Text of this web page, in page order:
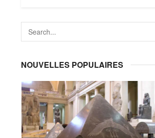
NOUVELLES POPULAIRES